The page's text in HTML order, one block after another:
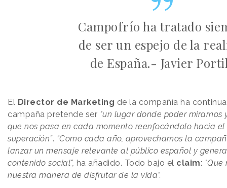
Campofrío ha tratado
de ser un espejo de la
de España.- Javier
El Director de Marketing de la compañía ha
campaña pretende ser "un lugar donde poder
que nos pasa en cada momento reenfocándolo hacia el
superación”. “Como cada año, aprovechamos la
lanzar un mensaje relevante al público español y
contenido social", ha añadido. Todo bajo el claim: "Que
nuestra manera de disfrutar de la vida”.